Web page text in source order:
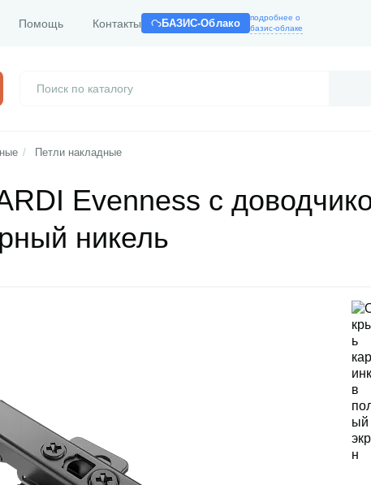
Помощь Контакты БАЗИС-Облако
подробнее о
базис-облаке
/ Петли накладные
Evenness с
никель